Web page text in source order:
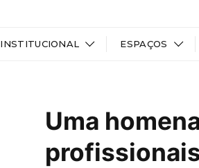
INSTITUCIONAL ESPAÇOS
Uma